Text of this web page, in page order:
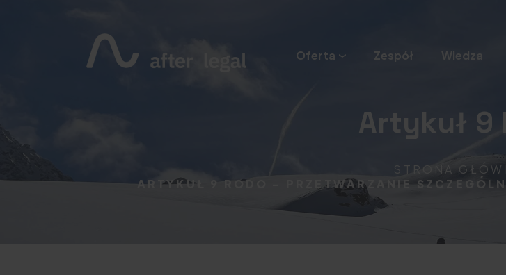
Oferta Zespół Wiedza
Artykuł 9
STRONA
ARTYKUŁ 9 RODO – PRZETWARZANIE